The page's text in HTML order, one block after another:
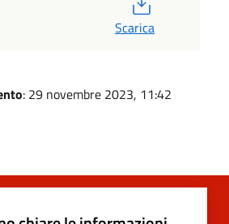
Scarica
: 29 novembre 2023, 11:42